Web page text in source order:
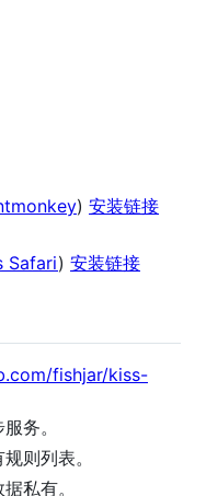
) 安装链接
Safari) 安装链接
fishjar/kiss-
务。
则列表。
私有。